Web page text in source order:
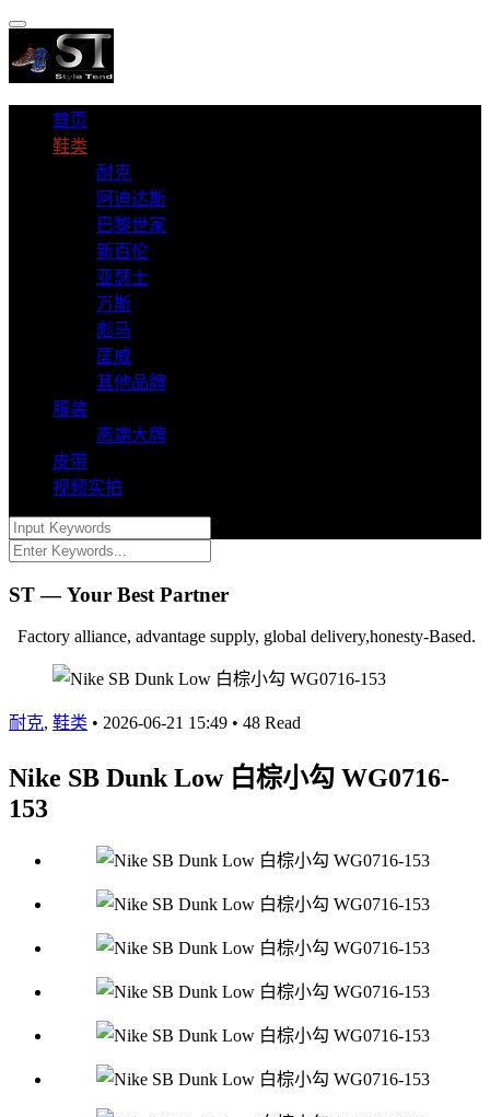
首页
鞋类
耐克
阿迪达斯
巴黎世家
新百伦
亚瑟士
万斯
彪马
匡威
其他品牌
服装
高端大牌
皮带
视频实拍
ST — Your Best Partner
Factory alliance, advantage supply, global delivery,honesty-Based.
耐克, 鞋类 • 2026-06-21 15:49 • 48 Read
Nike SB Dunk Low 白棕小勾 WG0716-
153